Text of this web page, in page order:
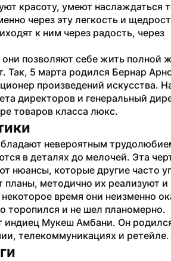
красоту, умеют наслаждаться
через эту легкость и
к ним через радость, через
они позволяют себе жить полной
Так, 5 марта родился Бернар
произведений искусства.
директоров и генеральный
товаров класса люкс.
невероятным
в деталях до мелочей. Эта
нюансы, которые другие часто
методично их реализуют и
время они неизменно
торопился и не шел планомерно.
индиец Мукеш Амбани. Он
телекоммуникациях и ретейле.